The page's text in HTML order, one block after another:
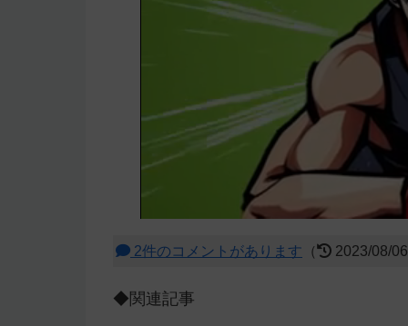
2件のコメントがあります （ 2023/08/
◆関連記事